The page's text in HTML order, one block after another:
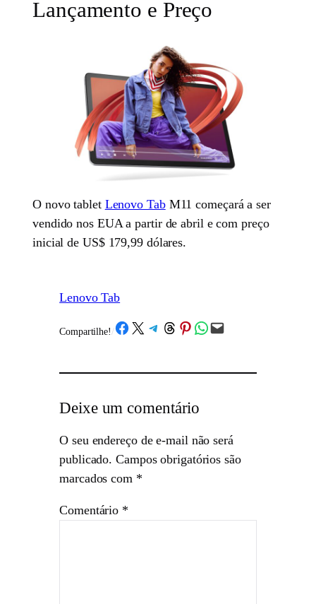
Lançamento e Preço
O novo tablet Lenovo TabM11 começará a ser
vendido nos EUA a partir de abril e com preço
inicial de US$ 179,99 dólares.
Lenovo Tab
Compartilhe! /Share on Facebook
Share on X Share on Telegram
Share on Threads
Share on Pinterest
Share on WhatsApp
Email this Page
Deixe um comentário
O seu endereço de e-mail não será
publicado. Campos obrigatórios são
marcados com *
Comentário *